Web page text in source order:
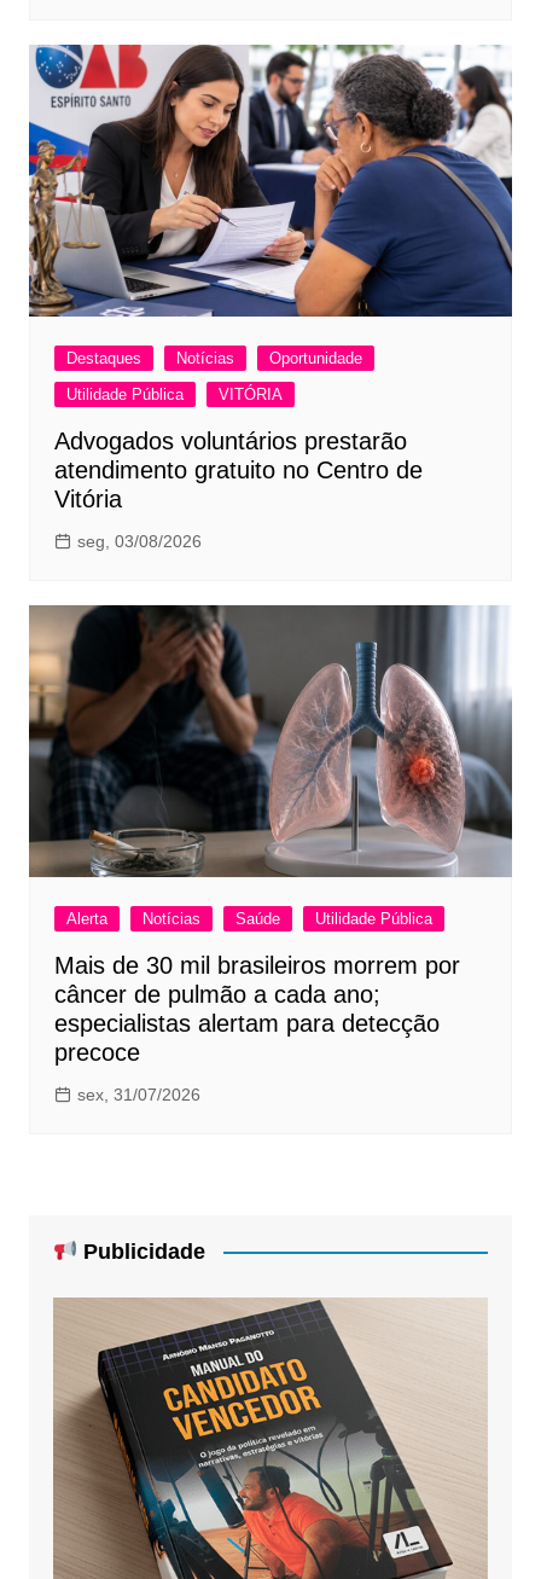
Destaques Notícias
Oportunidade
Utilidade Pública
VITÓRIA
Advogados voluntários prestarão
atendimento gratuito no Centro de
Vitória
seg, 03/08/2026
Alerta Notícias Saúde Utilidade Pública
Mais de 30 mil brasileiros morrem por
câncer de pulmão a cada ano;
especialistas alertam para detecção
precoce
sex, 31/07/2026
Publicidade